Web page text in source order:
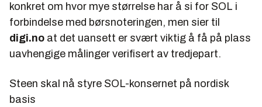
konkret om hvor mye størrelse har å si for SOL i
forbindelse med børsnoteringen, men sier til
digi.no at det uansett er svært viktig å få på plass
uavhengige målinger verifisert av tredjepart.
Steen skal nå styre SOL-konsernet på nordisk
basis